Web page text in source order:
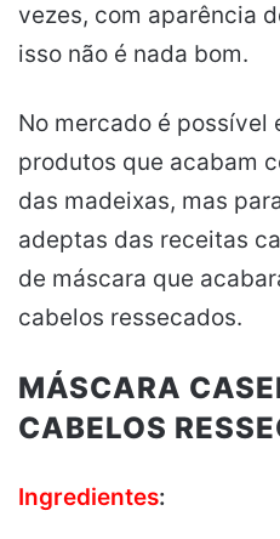
vezes, com aparência
isso não é nada bom.
No mercado é possível
produtos que acabam
das madeixas, mas
adeptas das receitas
de máscara que
cabelos ressecados.
MÁSCARA
CABELOS
Ingredientes: